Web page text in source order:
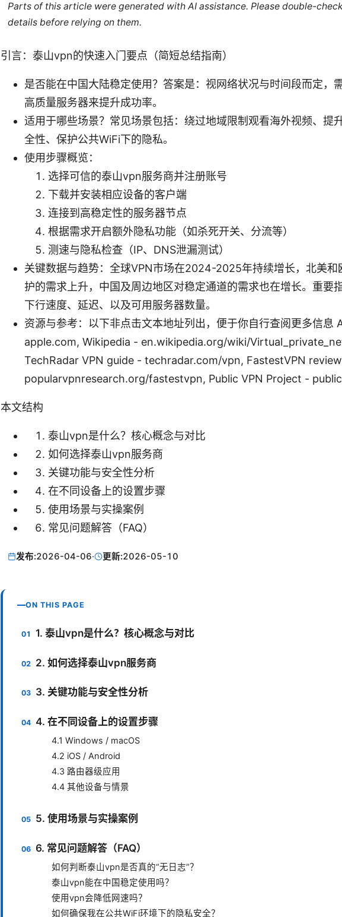
Parts of this article were generated with AI assistance. Please double-
details before relying on them.
引言：泰山vpn的快速入门要点（简短总结指南）
是否能在中国大陆稳定使用？答案是：视网络状况与时间段而定，
高质量服务器来提升成功率。
适用于哪些场景？常见场景包括：绕过地域限制观看海外视频、提
全性、保护公共WiFi下的隐私。
使用步骤概览：
选择可信的泰山vpn服务商并注册账号
下载并安装相应设备的客户端
连接到高稳定性的服务器节点
根据需求开启额外隐私功能（如杀死开关、分流等）
测速与隐私检查（IP、DNS泄漏测试）
关键数据与趋势：全球VPN市场在2024-2025年持续增长，北美和
护的需求上升，中国及周边地区对稳定通道的需求也在增长。重要
下行速度、延迟、以及可用服务器数量。
资源与参考：以下非点击文本地址列出，便于你自行查阅更多信息
apple.com, Wikipedia - en.wikipedia.org/wiki/
TechRadar VPN guide - techradar.com/vpn, FastestVPN
popularvpnresearch.org/fastestvpn, Public VPN Project -
本文结构
泰山vpn是什么？核心概念与对比
如何选择泰山vpn服务商
关键功能与安全性分析
在不同设备上的设置步骤
使用场景与实操案例
常见问题解答（FAQ）
发布:2026-04-06· 更新:2026-05-10
ON THIS PAGE
1. 泰山vpn是什么？核心概念与对比
2. 如何选择泰山vpn服务商
3. 关键功能与安全性分析
4. 在不同设备上的设置步骤
4.1 Windows / macOS
4.2 iOS / Android
4.3 路由器级应用
4.4 其他设备与情景
5. 使用场景与实操案例
6. 常见问题解答（FAQ）
如何判断泰山vpn是否真的“无日志”？
泰山vpn能在中国稳定使用吗？
使用vpn会降低网速吗？
如何确保我在公共WiFi环境下的隐私安全？